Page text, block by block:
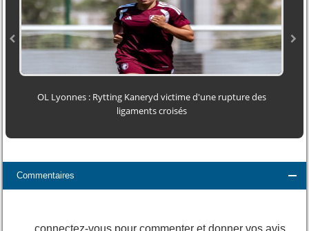
OL Lyonnes : Rytting Kaneryd victime d'une rupture des
ligaments croisés
Commentaires
connectez-vous pour commenter et donner vos avis.